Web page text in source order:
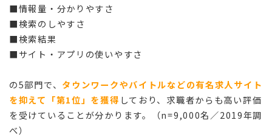
■情報量・分かりやすさ
■検索のしやすさ
■検索結果
■サイト・アプリの使いやすさ
の5部門で、 タウンワークやバイトルなどの有名求人サイト
を抑えて「第1位」を獲得 しており、求職者からも高い評価
を受けていることが分かります。（n=9,000名／2019年調
べ）